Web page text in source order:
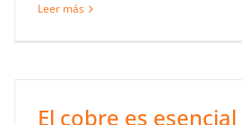
Leer más
El cobre es esencial